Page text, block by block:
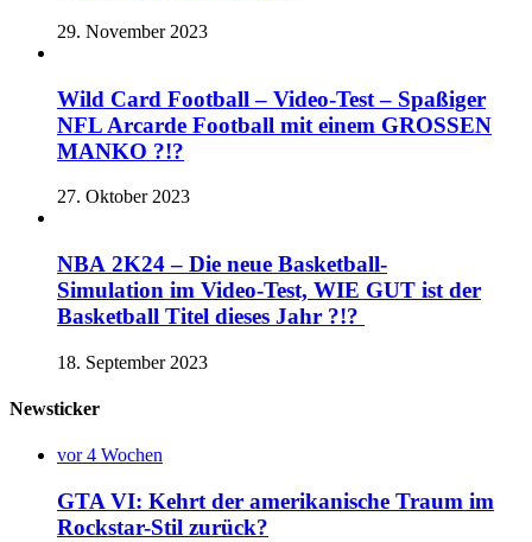
29. November 2023
Wild Card Football – Video-Test – Spaßiger
NFL Arcarde Football mit einem GROSSEN
MANKO ?!?
27. Oktober 2023
NBA 2K24 – Die neue Basketball-
Simulation im Video-Test, WIE GUT ist der
Basketball Titel dieses Jahr ?!?
18. September 2023
Newsticker
vor 4 Wochen
GTA VI: Kehrt der amerikanische Traum im
Rockstar-Stil zurück?